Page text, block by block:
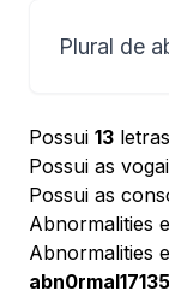
Plural de
Possui 13 letras
Possui as
Possui as
Abnormalities
Abnormalities
abn0rmal17135